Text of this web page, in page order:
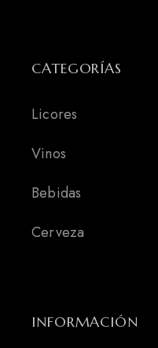
CATEGORÍAS
Licores
Vinos
Bebidas
Cerveza
INFORMACIÓN